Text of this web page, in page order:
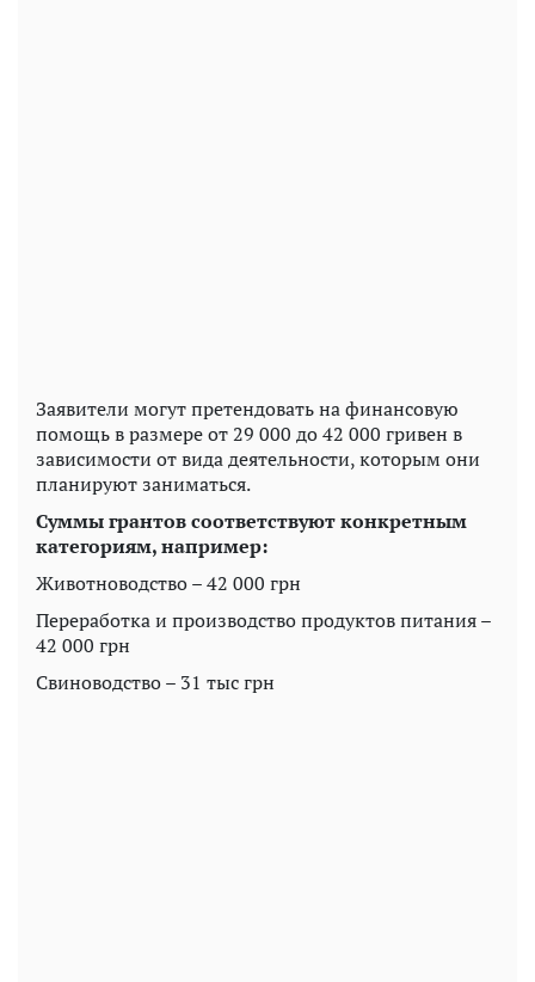
Заявители могут претендовать на финансовую
помощь в размере от 29 000 до 42 000 гривен в
зависимости от вида деятельности, которым они
планируют заниматься.
Суммы грантов соответствуют конкретным
категориям, например:
Животноводство – 42 000 грн
Переработка и производство продуктов питания –
42 000 грн
Свиноводство – 31 тыс грн